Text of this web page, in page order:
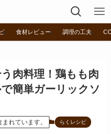
食材レビュー 調理の工夫
肉料理！鶏もも肉
簡単ガーリックソ
れています。 らくレシピ